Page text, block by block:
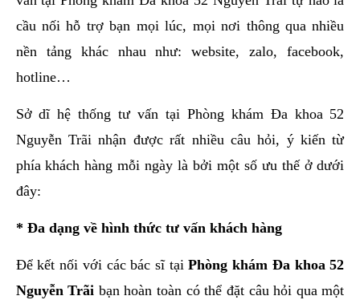
cầu nối hỗ trợ bạn mọi lúc, mọi nơi thông qua nhiều
nền tảng khác nhau như: website, zalo, facebook,
hotline…
Sở dĩ hệ thống tư vấn tại Phòng khám Đa khoa 52
Nguyễn Trãi nhận được rất nhiều câu hỏi, ý kiến từ
phía khách hàng mỗi ngày là bởi một số ưu thế ở dưới
đây:
* Đa dạng về hình thức tư vấn khách hàng
Để kết nối với các bác sĩ tạiPhòng khám Đa khoa 52
Nguyễn Trãi bạn hoàn toàn có thể đặt câu hỏi qua một